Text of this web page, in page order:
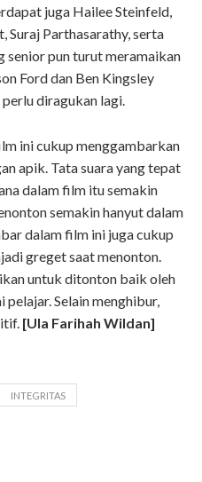
juga Hailee Steinfeld,
Suraj Parthasarathy, serta
pun turut meramaikan
Ford dan Ben Kingsley
diragukan lagi.
ini cukup menggambarkan
apik. Tata suara yang tepat
dalam film itu semakin
semakin hanyut dalam
dalam film ini juga cukup
greget saat menonton.
untuk ditonton baik oleh
Selain menghibur,
[Ula Farihah Wildan]
INTEGRITAS